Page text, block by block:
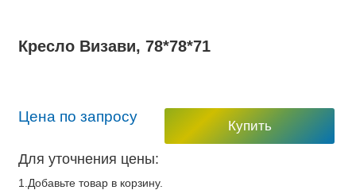
Кресло Визави, 78*78*71
Цена по запросу
Купить
Для уточнения цены:
1.Добавьте товар в корзину.